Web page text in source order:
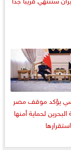
يؤكد موقف مصر
لحماية أمنها